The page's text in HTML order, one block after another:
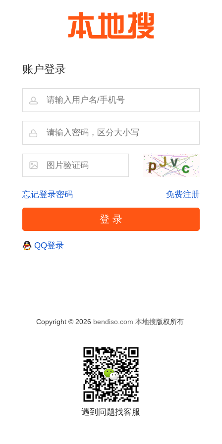
账户登录
忘记登录密码 免费注册
QQ登录
Copyright © 2026 bendiso.com 本地搜版权所有
遇到问题找客服